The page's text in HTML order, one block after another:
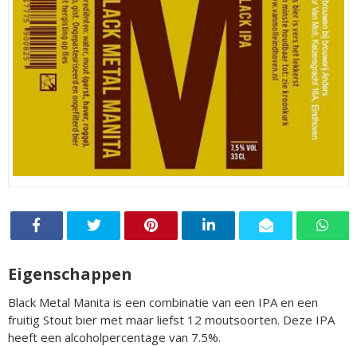
Eigenschappen
Black Metal Manita is een combinatie van een IPA en een
fruitig Stout bier met maar liefst 12 moutsoorten. Deze IPA
heeft een alcoholpercentage van 7.5%.